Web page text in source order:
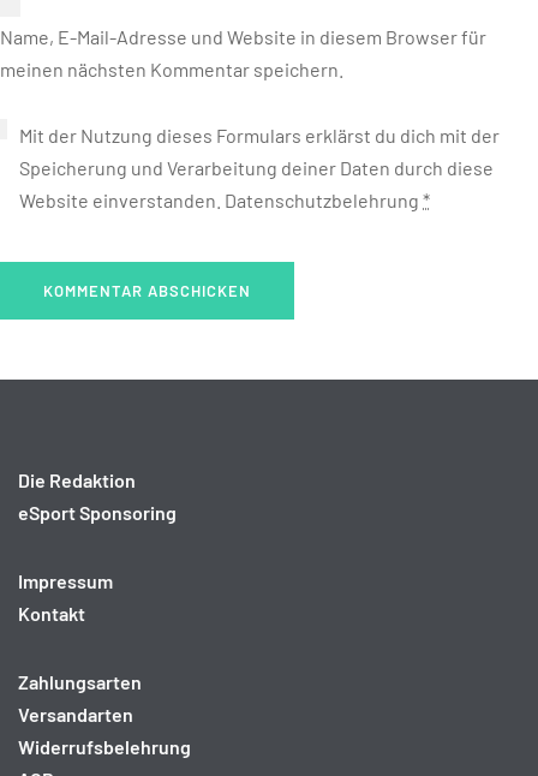
Name, E-Mail-Adresse und Website in diesem Browser für
meinen nächsten Kommentar speichern.
Mit der Nutzung dieses Formulars erklärst du dich mit der
Speicherung und Verarbeitung deiner Daten durch diese
Website einverstanden. Datenschutzbelehrung *
Die Redaktion
eSport Sponsoring
Impressum
Kontakt
Zahlungsarten
Versandarten
Widerrufsbelehrung